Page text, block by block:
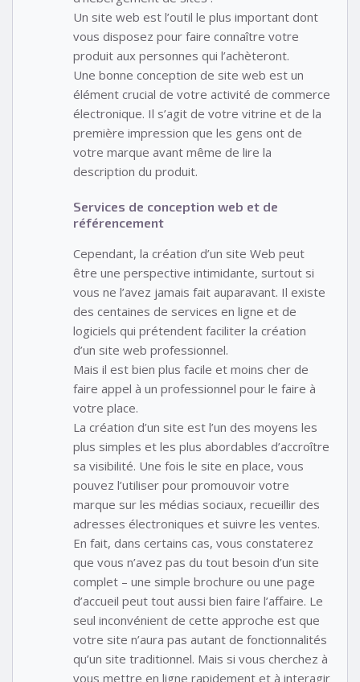
Un site web est l’outil le plus important dont
vous disposez pour faire connaître votre
produit aux personnes qui l’achèteront.
Une bonne conception de site web est un
élément crucial de votre activité de commerce
électronique. Il s’agit de votre vitrine et de la
première impression que les gens ont de
votre marque avant même de lire la
description du produit.
Services de conception web et de
référencement
Cependant, la création d’un site Web peut
être une perspective intimidante, surtout si
vous ne l’avez jamais fait auparavant. Il existe
des centaines de services en ligne et de
logiciels qui prétendent faciliter la création
d’un site web professionnel.
Mais il est bien plus facile et moins cher de
faire appel à un professionnel pour le faire à
votre place.
La création d’un site est l’un des moyens les
plus simples et les plus abordables d’accroître
sa visibilité. Une fois le site en place, vous
pouvez l’utiliser pour promouvoir votre
marque sur les médias sociaux, recueillir des
adresses électroniques et suivre les ventes.
En fait, dans certains cas, vous constaterez
que vous n’avez pas du tout besoin d’un site
complet – une simple brochure ou une page
d’accueil peut tout aussi bien faire l’affaire. Le
seul inconvénient de cette approche est que
votre site n’aura pas autant de fonctionnalités
qu’un site traditionnel. Mais si vous cherchez à
vous mettre en ligne rapidement et à interagir